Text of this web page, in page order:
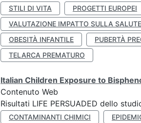
STILI DI VITA
PROGETTI EUROPEI
VALUTAZIONE IMPATTO SULLA SALUTE
OBESITÀ INFANTILE
PUBERTÀ
TELARCA PREMATURO
Italian Children Exposure to
Contenuto Web
Risultati LIFE PERSUADED dello
CONTAMINANTI CHIMICI